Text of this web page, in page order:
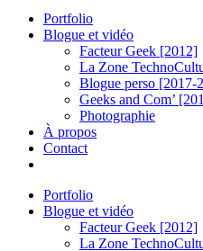
Menu
Portfolio
Blogue et vidéo
Facteur Geek [2012]
La Zone
Blogue perso [2017-
Geeks and Com’
Photographie
À propos
Contact
Portfolio
Blogue et vidéo
Facteur Geek [2012]
La Zone